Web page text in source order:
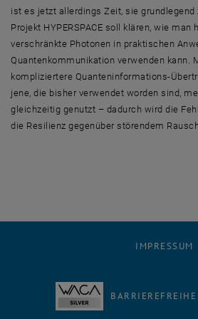
ist es jetzt allerdings Zeit, sie grundlegend
Projekt HYPERSPACE soll klären, wie man
verschränkte Photonen in praktischen
Quantenkommunikation verwenden kann.
kompliziertere Quanteninformations-
jene, die bisher verwendet worden sind,
gleichzeitig genutzt – dadurch wird die
die Resilienz gegenüber störendem
IMPRESSUM